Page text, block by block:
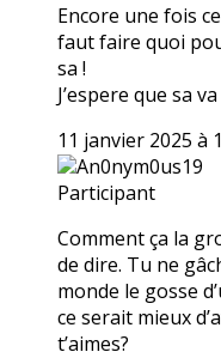
Encore une fois
faut faire quoi
sa !
J’espere que sa
11 janvier 2025 à
An0nym0us19
Participant
Comment ça la
de dire. Tu ne
monde le gosse
ce serait mieux
t’aimes?